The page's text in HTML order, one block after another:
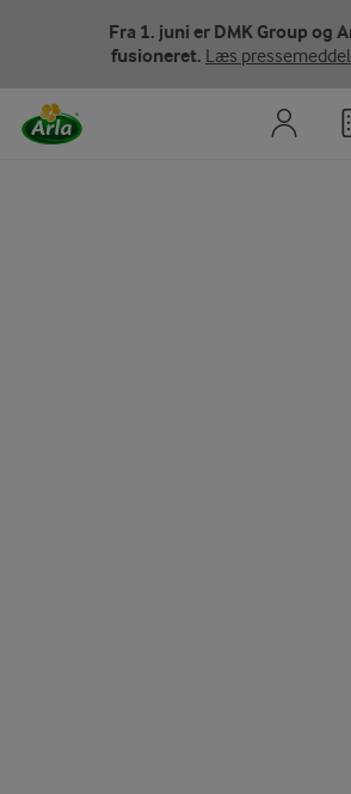
Fra 1. juni er DMK Group og
fusioneret. Læs